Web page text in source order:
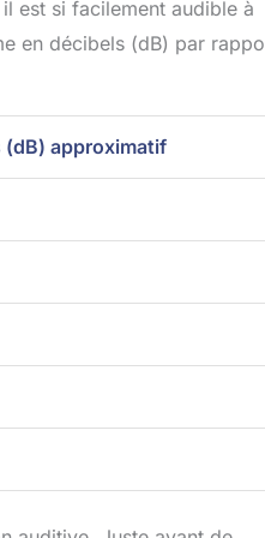
est si facilement audible à
en décibels (dB) par
(dB) approximatif